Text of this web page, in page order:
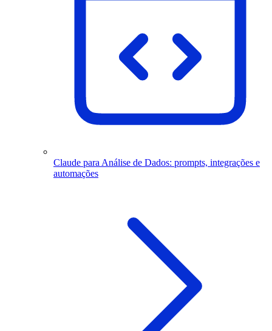
Claude para Análise de Dados: prompts, integrações e
automações